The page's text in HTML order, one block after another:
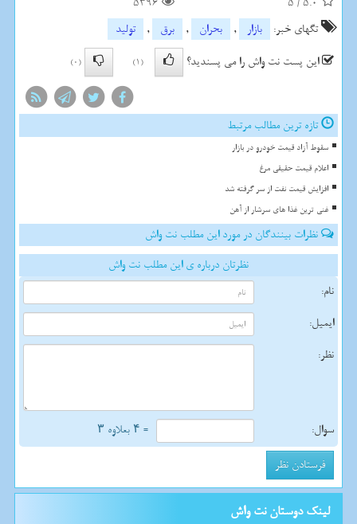
تگهای خبر:
بازار , بحران , برق ,
تولید
این پست نت واش را می پسندید؟
(1)
(0)
تازه ترین مطالب مرتبط
سقوط آزاد قیمت خودرو در بازار
اعلام قیمت حقیقی مرغ
افزایش قیمت نفت از سر گرفته شد
غنی ترین غذا های سرشار از آهن
نظرات بینندگان در مورد این مطلب نت واش
نظرتان درباره ی این مطلب نت واش
نام:
ایمیل:
نظر:
سوال: = ۴ بعلاوه ۳
لینک دوستان نت واش